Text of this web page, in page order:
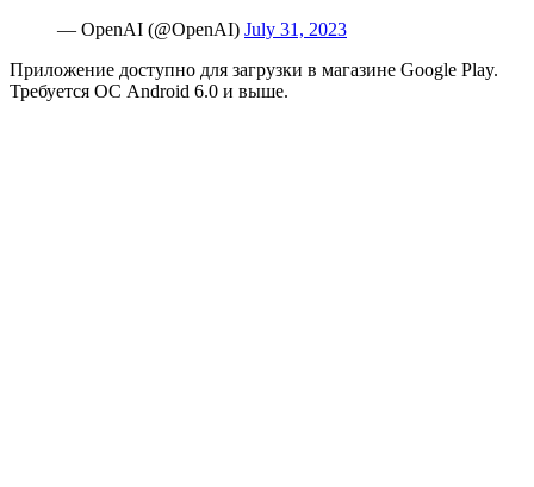
— OpenAI (@OpenAI) July 31, 2023
Приложение доступно для загрузки в магазине Google Play.
Требуется ОС Android 6.0 и выше.